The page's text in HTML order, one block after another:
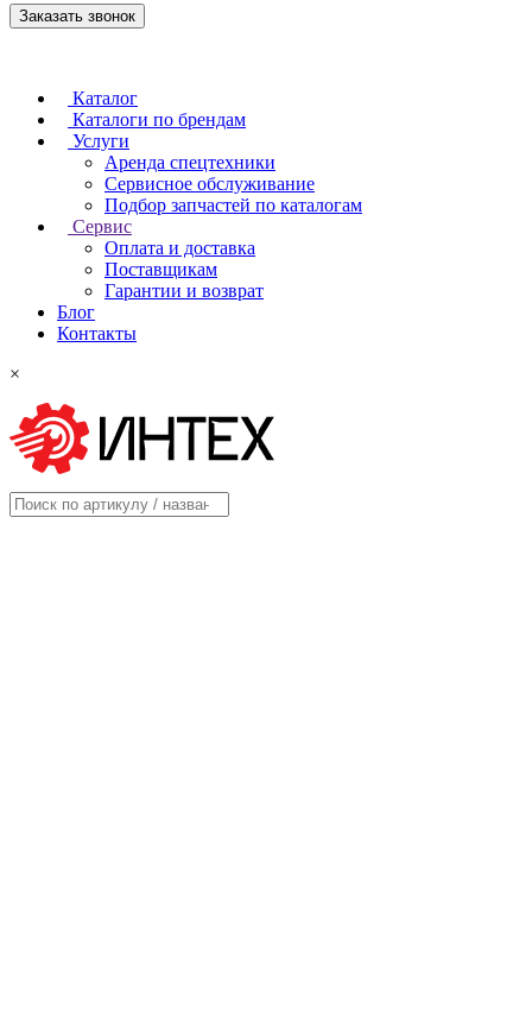
Заказать звонок
Каталог
Каталоги по брендам
Услуги
Аренда спецтехники
Сервисное обслуживание
Подбор запчастей по каталогам
Сервис
Оплата и доставка
Поставщикам
Гарантии и возврат
Блог
Контакты
×